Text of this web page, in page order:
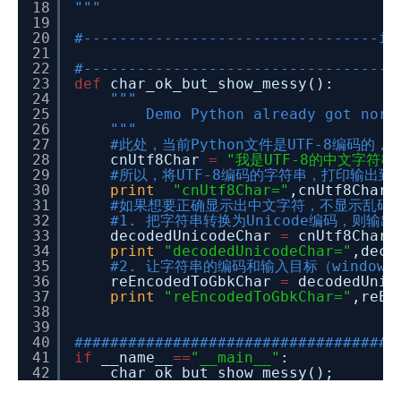
18
19
20
21
22
23
24
25
26
27
28
29
30
31
32
33
34
35
36
37
38
39
40
41
42
"""
#---------------------------------
def
char_ok_but_show_messy():
"""
Demo Python already got
"""
#此处，当前Python文件是UTF-8编码的，
cnUtf8Char =
"我是UTF-8的中文字符串
#所以，将UTF-8编码的字符串，打印输出到
print
"cnUtf8Char="
#如果想要正确显示出中文字符，不显示乱码
#1. 把字符串转换为Unicode编码，则输出
decodedUnicodeChar =
print
"decodedUnicodeChar="
#2. 让字符串的编码和输入目标（windows
reEncodedToGbkChar =
print
"reEncodedToGbkChar="
if
__name__ =="__main__" :
char_ok_but_show_messy();